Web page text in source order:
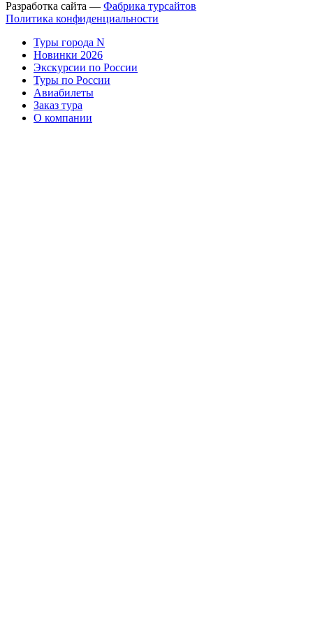
Разработка сайта — Фабрика турсайтов
Политика конфиденциальности
Туры города N
Новинки 2026
Экскурсии по России
Туры по России
Авиабилеты
Заказ тура
О компании